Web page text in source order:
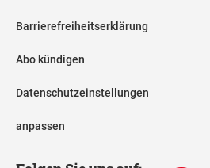
Barrierefreiheitserklärung
Abo kündigen
Datenschutzeinstellungen
anpassen